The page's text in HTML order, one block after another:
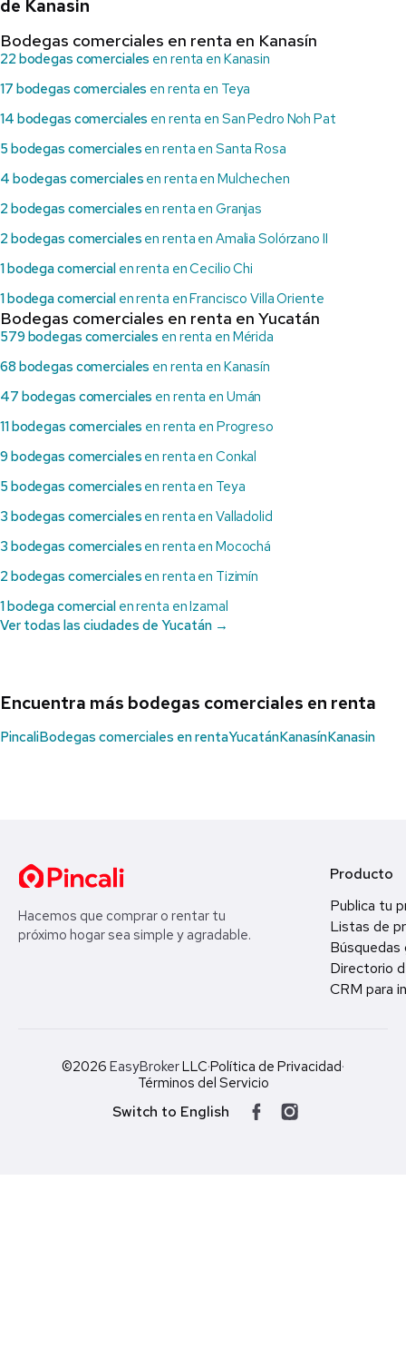
de Kanasin
Bodegas comerciales en renta en Kanasín
22 bodegas comerciales en renta en Kanasin
17 bodegas comerciales en renta en Teya
14 bodegas comerciales en renta en San Pedro Noh Pat
5 bodegas comerciales en renta en Santa Rosa
4 bodegas comerciales en renta en Mulchechen
2 bodegas comerciales en renta en Granjas
2 bodegas comerciales en renta en Amalia Solórzano II
1 bodega comercialen renta en Cecilio Chi
1 bodega comercialen renta en Francisco Villa Oriente
Bodegas comerciales en renta en Yucatán
579 bodegas comerciales en renta en Mérida
68 bodegas comerciales en renta en Kanasín
47 bodegas comerciales en renta en Umán
11 bodegas comerciales en renta en Progreso
9 bodegas comerciales en renta en Conkal
5 bodegas comerciales en renta en Teya
3 bodegas comerciales en renta en Valladolid
3 bodegas comerciales en renta en Mocochá
2 bodegas comerciales en renta en Tizimín
1 bodega comercialen renta en Izamal
Ver todas las ciudades de Yucatán →
Encuentra más bodegas comerciales en renta
PincaliBodegas comerciales en rentaYucatánKanasínKanasin
Hacemos que comprar o rentar tu
próximo hogar sea simple y agradable.
Producto
Publica tu
Listas de
Búsquedas
Directorio
CRM para
©2026 EasyBrokerLLC·Política de Privacidad·
Términos del Servicio
Switch to English